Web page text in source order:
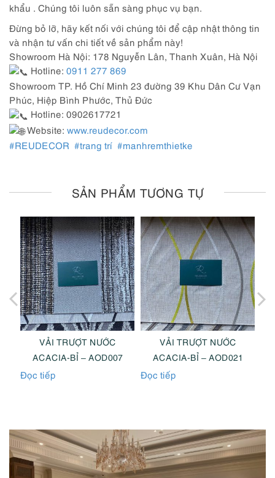
khẩu . Chúng tôi luôn sẵn sàng phục vụ bạn.
Đừng bỏ lỡ, hãy kết nối với chúng tôi để cập nhật thông tin
và nhận tư vấn chi tiết về sản phẩm này!
Showroom Hà Nội: 178 Nguyễn Lân, Thanh Xuân, Hà Nội
Hotline: 0911 277 869
Showroom TP. Hồ Chí Minh 23 đường 39 Khu Dân Cư Vạn
Phúc, Hiệp Bình Phước, Thủ Đức
Hotline: 0902617721
Website: www.reudecor.com
#REUDECOR #trang trí #manhremthietke
SẢN PHẨM TƯƠNG TỰ
VẢI TRƯỢT NƯỚC
ACACIA-BỈ – AOD007
Đọc tiếp
VẢI TRƯỢT NƯỚC
ACACIA-BỈ – AOD021
Đọc tiếp